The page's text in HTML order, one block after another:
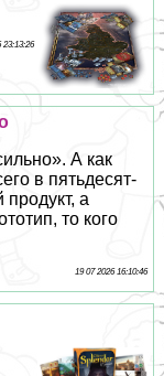
23:13:26
А как
в пятьдесят-
а
то кого
19 07 2026 16:10:46